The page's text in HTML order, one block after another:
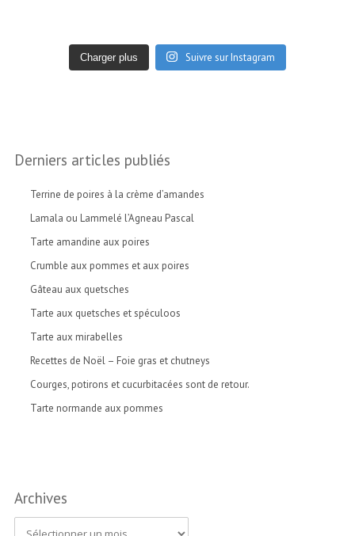
Charger plus Suivre sur Instagram
Derniers articles publiés
Terrine de poires à la crème d’amandes
Lamala ou Lammelé l’Agneau Pascal
Tarte amandine aux poires
Crumble aux pommes et aux poires
Gâteau aux quetsches
Tarte aux quetsches et spéculoos
Tarte aux mirabelles
Recettes de Noël – Foie gras et chutneys
Courges, potirons et cucurbitacées sont de retour.
Tarte normande aux pommes
Archives